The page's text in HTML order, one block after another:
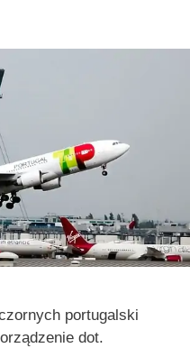
portugalski
dot.